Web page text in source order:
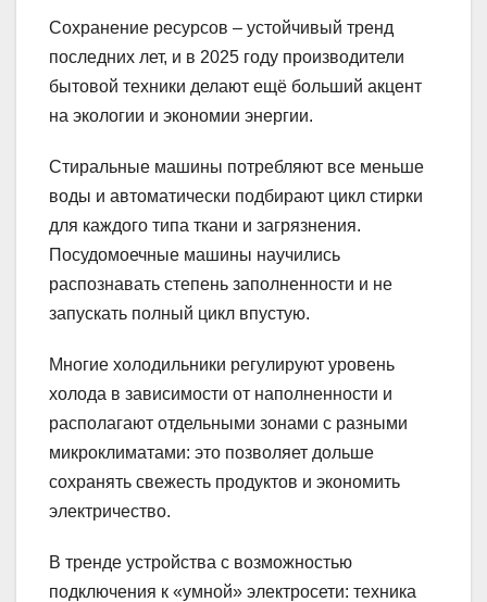
Сохранение ресурсов – устойчивый тренд
последних лет, и в 2025 году производители
бытовой техники делают ещё больший акцент
на экологии и экономии энергии.
Стиральные машины потребляют все меньше
воды и автоматически подбирают цикл стирки
для каждого типа ткани и загрязнения.
Посудомоечные машины научились
распознавать степень заполненности и не
запускать полный цикл впустую.
Многие холодильники регулируют уровень
холода в зависимости от наполненности и
располагают отдельными зонами с разными
микроклиматами: это позволяет дольше
сохранять свежесть продуктов и экономить
электричество.
В тренде устройства с возможностью
подключения к «умной» электросети: техника